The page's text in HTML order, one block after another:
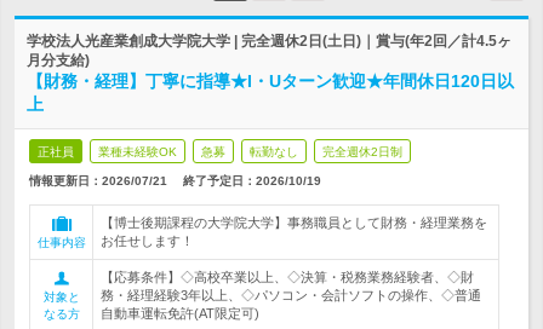
学校法人光産業創成大学院大学 | 完全週休2日(土日)｜賞与(年2回／計4.5ヶ
月分支給)
【財務・経理】丁寧に指導★I・Uターン歓迎★年間休日120日以
上
正社員 業種未経験OK 急募 転勤なし 完全週休2日制
情報更新日：2026/07/21 終了予定日： 2026/10/19
仕事内容
【博士後期課程の大学院大学】事務職員として財務・経理業務を
お任せします！
対象と
なる方
【応募条件】◇高校卒業以上、◇決算・税務業務経験者、◇財
務・経理経験3年以上、◇パソコン・会計ソフトの操作、◇普通
自動車運転免許(AT限定可)